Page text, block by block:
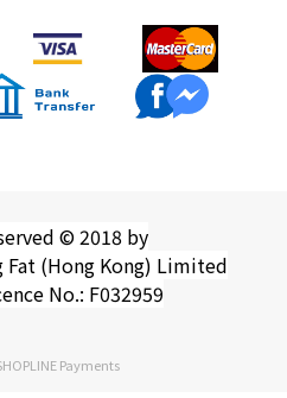
© 2018 by
Fat (Hong Kong) Limited
No.: F032959
Payments